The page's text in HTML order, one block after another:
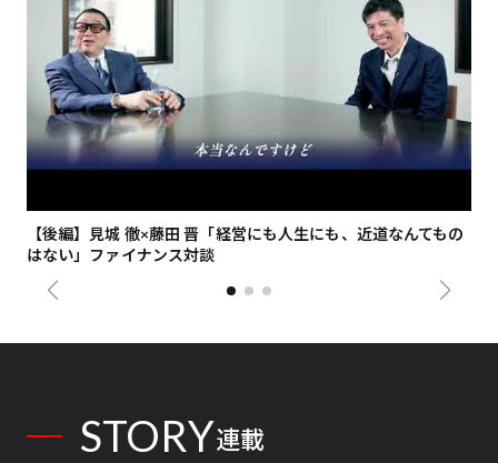
【後編】見城 徹×藤田 晋「経営にも人生にも、近道なんてもの
はない」ファイナンス対談
STORY連載